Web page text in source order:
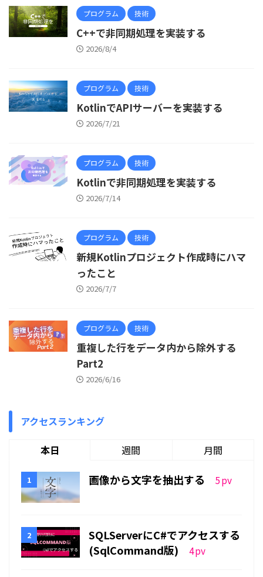
プログラム 技術
C++で非同期処理を実装する
2026/8/4
プログラム 技術
KotlinでAPIサーバーを実装する
2026/7/21
プログラム 技術
Kotlinで非同期処理を実装する
2026/7/14
プログラム 技術
新規Kotlinプロジェクト作成時にハマ
ったこと
2026/7/7
プログラム 技術
重複した行をデータ内から除外する
Part2
2026/6/16
アクセスランキング
本日 週間 月間
画像から文字を抽出する 5pv
SQLServerにC#でアクセスする
(SqlCommand版)
4pv